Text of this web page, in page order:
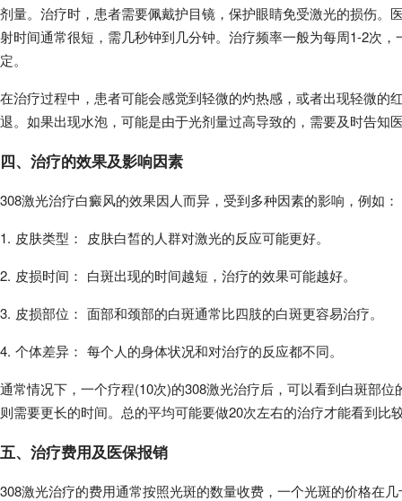
剂量。治疗时，患者需要佩戴护目镜，保护眼睛免受激光的损伤
射时间通常很短，需几秒钟到几分钟。治疗频率一般为每周1-2次
定。
在治疗过程中，患者可能会感觉到轻微的灼热感，或者出现轻微的
退。如果出现水泡，可能是由于光剂量过高导致的，需要及时告知
四、治疗的效果及影响因素
308激光治疗白癜风的效果因人而异，受到多种因素的影响，例如：
1. 皮肤类型： 皮肤白皙的人群对激光的反应可能更好。
2. 皮损时间： 白斑出现的时间越短，治疗的效果可能越好。
3. 皮损部位： 面部和颈部的白斑通常比四肢的白斑更容易治疗。
4. 个体差异： 每个人的身体状况和对治疗的反应都不同。
通常情况下，一个疗程(10次)的308激光治疗后，可以看到白斑部
则需要更长的时间。总的平均可能要做20次左右的治疗才能看到比
五、治疗费用及医保报销
308激光治疗的费用通常按照光斑的数量收费，一个光斑的价格在